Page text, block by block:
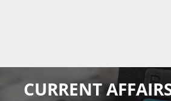
CURRENT